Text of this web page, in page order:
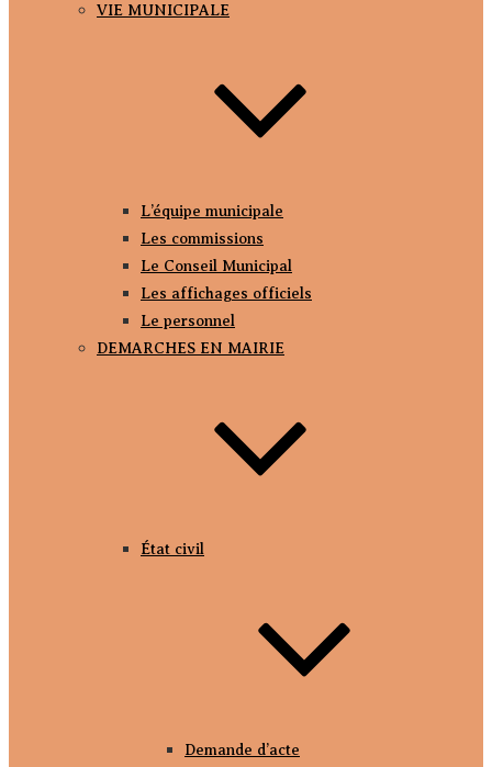
VIE MUNICIPALE
L’équipe municipale
Les commissions
Le Conseil Municipal
Les affichages officiels
Le personnel
DEMARCHES EN MAIRIE
État civil
Demande d’acte